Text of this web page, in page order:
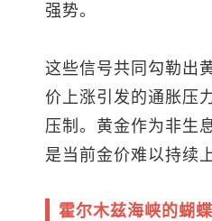
强势。
这些信号共同勾勒出
价上涨引发的通胀压
压制。黄金作为非生
是当前金价难以持续
霍尔木兹海峡的蝴